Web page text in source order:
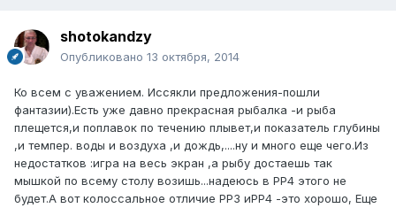
shotokandzy
Опубликовано 13 октября, 2014
Ко всем с уважением. Иссякли предложения-пошли
фантазии).Есть уже давно прекрасная рыбалка -и рыба
плещется,и поплавок по течению плывет,и показатель глубины
,и темпер. воды и воздуха ,и дождь,....ну и много еще чего.Из
недостатков :игра на весь экран ,а рыбу достаешь так
мышкой по всему столу возишь...надеюсь в РР4 этого не
будет.А вот колоссальное отличие РР3 иРР4 -это хорошо, Еще